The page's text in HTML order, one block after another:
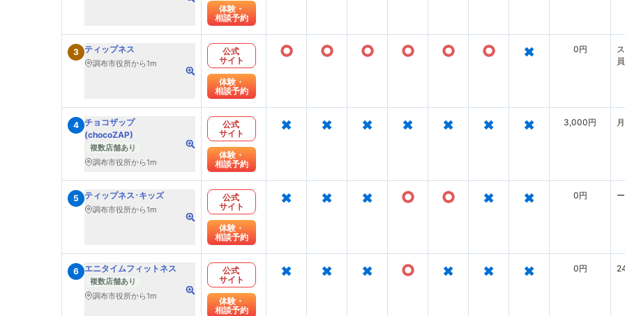
体験・
相談予約
3 ティップネス
調布市役所から1m
公式
サイト
体験・
相談予約
○ ○ ○ ○ ○ ○ × 0円
員
4 チョコザップ
(chocoZAP)
複数店舗あり
調布市役所から1m
公式
サイト
体験・
相談予約
× × × × × × × 3,000円
5 ティップネス･キッズ
調布市役所から1m
公式
サイト
体験・
相談予約
× × × ○ ○ × × 0円 ー
6 エニタイムフィットネス
複数店舗あり
調布市役所から1m
公式
サイト
体験・
相談予約
× × × ○ × × × 0円